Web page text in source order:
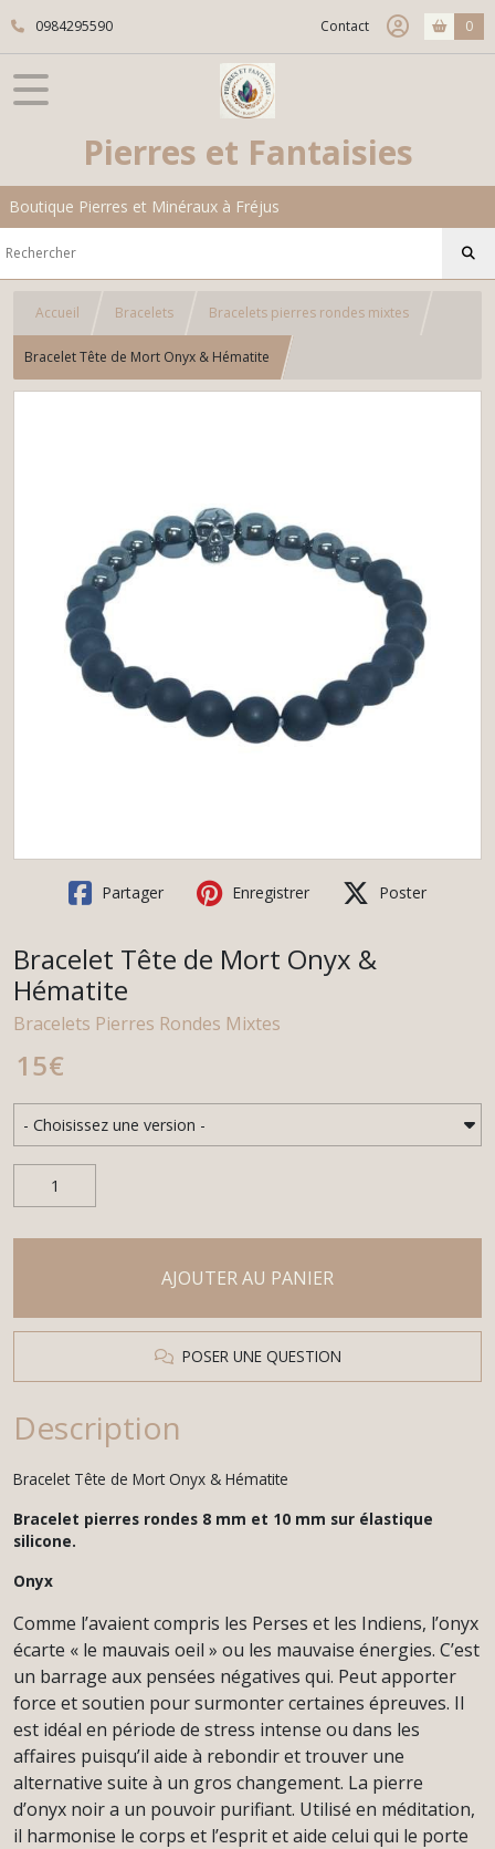
0984295590 Contact 0
Pierres et Fantaisies
Boutique Pierres et Minéraux à Fréjus
Accueil Bracelets Bracelets pierres rondes mixtes
Bracelet Tête de Mort Onyx & Hématite
Partager Enregistrer Poster
Bracelet Tête de Mort Onyx &
Hématite
Bracelets Pierres Rondes Mixtes
15€
AJOUTER AU PANIER
POSER UNE QUESTION
Description
Bracelet Tête de Mort Onyx & Hématite
Bracelet pierres rondes 8 mm et 10 mm sur élastique
silicone.
Onyx
Comme l’avaient compris les Perses et les Indiens, l’onyx
écarte « le mauvais oeil » ou les mauvaise énergies. C’est
un barrage aux pensées négatives qui. Peut apporter
force et soutien pour surmonter certaines épreuves. Il
est idéal en période de stress intense ou dans les
affaires puisqu’il aide à rebondir et trouver une
alternative suite à un gros changement. La pierre
d’onyx noir a un pouvoir purifiant. Utilisé en méditation,
il harmonise le corps et l’esprit et aide celui qui le porte